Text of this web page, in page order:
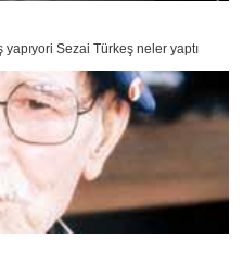
Sezai Türkeş neler yaptı